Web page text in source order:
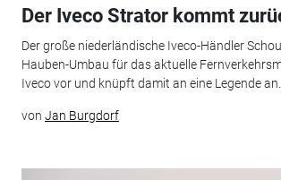
Der Iveco Strator kommt
Der große niederländische Iveco-Händler
Hauben-Umbau für das aktuelle
Iveco vor und knüpft damit an eine Legende an.
von Jan Burgdorf